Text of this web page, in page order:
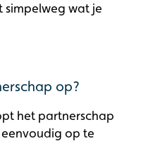
wat je
op?
het partnerschap
op te